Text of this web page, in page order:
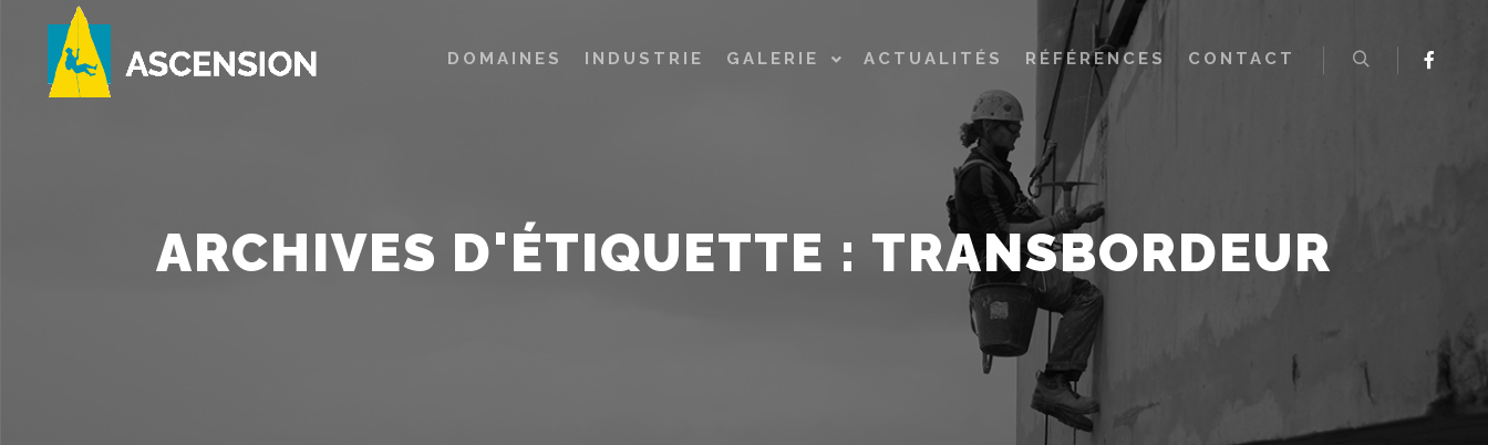
DOMAINES INDUSTRIE GALERIE ACTUALITÉS RÉFÉRENCES CONTACT
ARCHIVES D'ÉTIQUETTE : TRANSBORDEUR